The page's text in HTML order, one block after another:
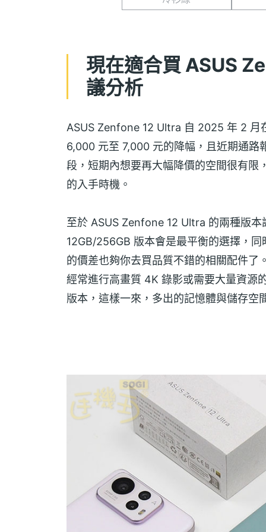
現在適合買 ASUS
議分析
ASUS Zenfone 12 Ultra 自 2025 年 2 月
6,000 元至 7,000 元的降幅，且近期通路
段，短期內想要再大幅降價的空間很有限
的入手時機。
至於 ASUS Zenfone 12 Ultra 的兩種版
12GB/256GB 版本會是最平衡的選擇，
的價差也夠你去買品質不錯的相關配件了
經常進行高畫質 4K 錄影或需要大量資源
版本，這樣一來，多出的記憶體與儲存空